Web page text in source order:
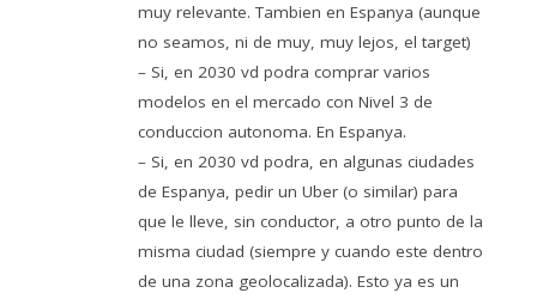
muy relevante. Tambien en Espanya (aunque
no seamos, ni de muy, muy lejos, el target)
– Si, en 2030 vd podra comprar varios
modelos en el mercado con Nivel 3 de
conduccion autonoma. En Espanya.
– Si, en 2030 vd podra, en algunas ciudades
de Espanya, pedir un Uber (o similar) para
que le lleve, sin conductor, a otro punto de la
misma ciudad (siempre y cuando este dentro
de una zona geolocalizada). Esto ya es un